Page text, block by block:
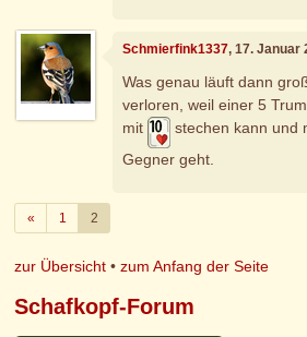
Schmierfink1337, 17. Januar
Was genau läuft dann
verloren, weil einer 5
mit
stechen kann und
Gegner geht.
«Zurück
1 2
zur Übersicht •zum Anfang der Seite
Schafkopf-Forum